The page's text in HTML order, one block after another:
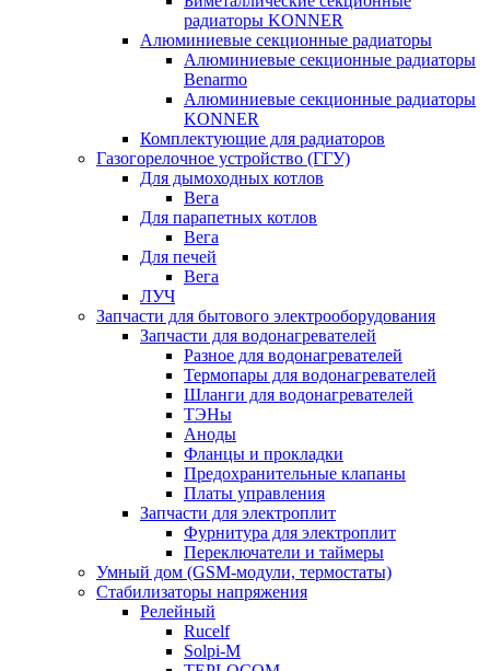
радиаторы KONNER
Алюминиевые секционные радиаторы
Алюминиевые секционные радиаторы
Benarmo
Алюминиевые секционные радиаторы
KONNER
Комплектующие для радиаторов
Газогорелочное устройство (ГГУ)
Для дымоходных котлов
Вега
Для парапетных котлов
Вега
Для печей
Вега
ЛУЧ
Запчасти для бытового электрооборудования
Запчасти для водонагревателей
Разное для водонагревателей
Термопары для водонагревателей
Шланги для водонагревателей
ТЭНы
Аноды
Фланцы и прокладки
Предохранительные клапаны
Платы управления
Запчасти для электроплит
Фурнитура для электроплит
Переключатели и таймеры
Умный дом (GSM-модули, термостаты)
Cтабилизаторы напряжения
Релейный
Rucelf
Solpi-M